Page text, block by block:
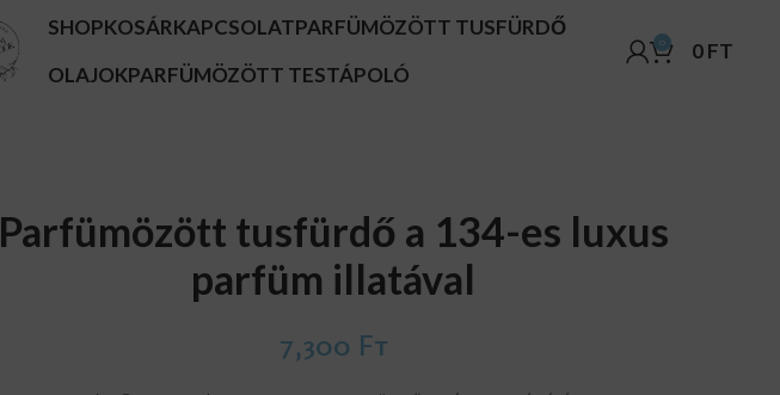
SHOPKOSÁRKAPCSOLATPARFÜMÖZÖTT TUSFÜRDŐ
OLAJOKPARFÜMÖZÖTT TESTÁPOLÓ
0 0FT
Parfümözött tusfürdő a 134-es luxus
parfüm illatával
7,300 Ft